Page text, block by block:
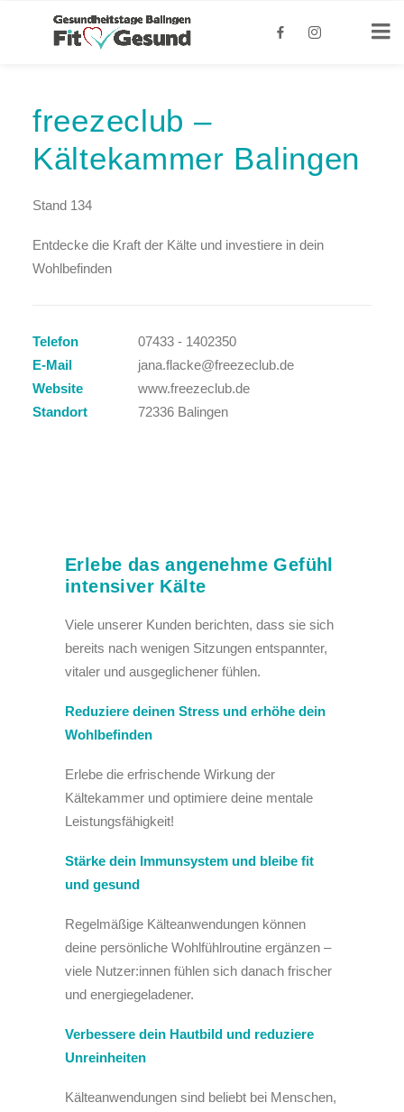
freezeclub –
Kältekammer Balingen
Stand 134
Entdecke die Kraft der Kälte und investiere in dein
Wohlbefinden
Telefon
07433 - 1402350
E-Mail
jana.flacke@freezeclub.de
Website
www.freezeclub.de
Standort
72336 Balingen
Erlebe das angenehme Gefühl
intensiver Kälte
Viele unserer Kunden berichten, dass sie sich
bereits nach wenigen Sitzungen entspannter,
vitaler und ausgeglichener fühlen.
Reduziere deinen Stress und erhöhe dein
Wohlbefinden
Erlebe die erfrischende Wirkung der
Kältekammer und optimiere deine mentale
Leistungsfähigkeit!
Stärke dein Immunsystem und bleibe fit
und gesund
Regelmäßige Kälteanwendungen können
deine persönliche Wohlfühlroutine ergänzen –
viele Nutzer:innen fühlen sich danach frischer
und energiegeladener.
Verbessere dein Hautbild und reduziere
Unreinheiten
Kälteanwendungen sind beliebt bei Menschen,